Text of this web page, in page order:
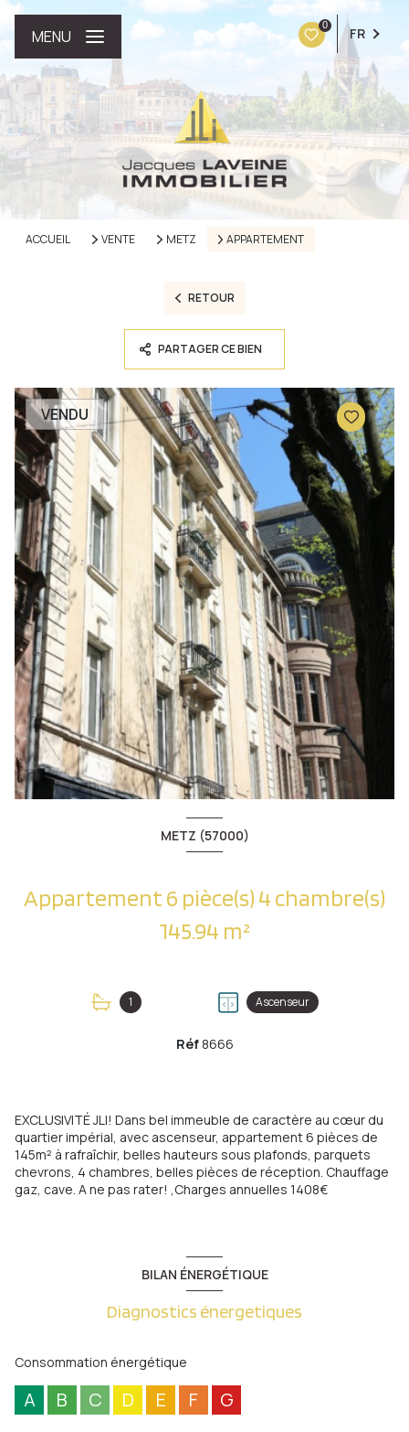
0 FR
MENU
ACCUEIL VENTE METZ APPARTEMENT
RETOUR
PARTAGER CE BIEN
VENDU
METZ (57000)
Appartement 6 pièce(s) 4 chambre(s)
145.94 m²
1 Ascenseur
Réf 8666
EXCLUSIVITÉ JLI! Dans bel immeuble de caractère au cœur du
quartier impérial, avec ascenseur, appartement 6 pièces de
145m² à rafraîchir, belles hauteurs sous plafonds, parquets
chevrons, 4 chambres, belles pièces de réception. Chauffage
gaz, cave. A ne pas rater! ,Charges annuelles 1408€
BILAN ÉNERGÉTIQUE
Diagnostics énergetiques
Consommation énergétique
A B C D E F G